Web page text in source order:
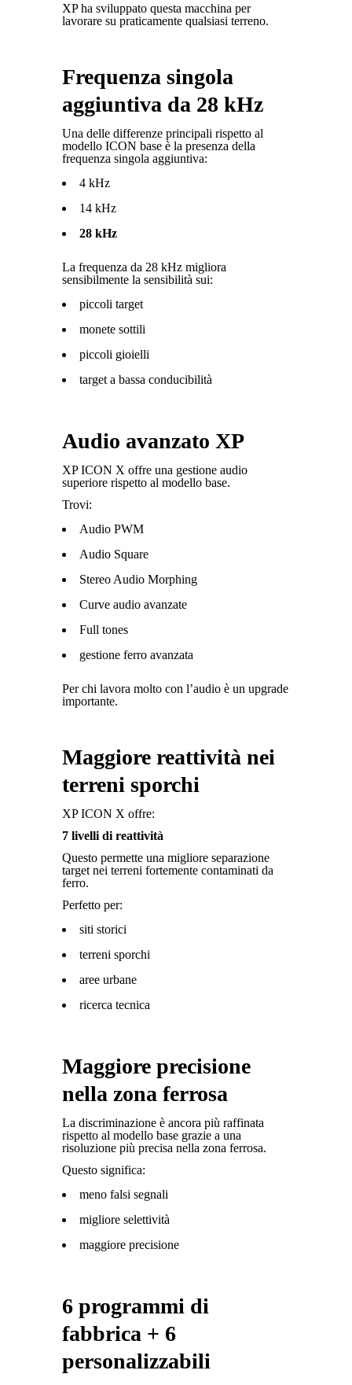
XP ha sviluppato questa macchina per
lavorare su praticamente qualsiasi terreno.
Frequenza singola
aggiuntiva da 28 kHz
Una delle differenze principali rispetto al
modello ICON base è la presenza della
frequenza singola aggiuntiva:
4 kHz
14 kHz
28 kHz
La frequenza da 28 kHz migliora
sensibilmente la sensibilità sui:
piccoli target
monete sottili
piccoli gioielli
target a bassa conducibilità
Audio avanzato XP
XP ICON X offre una gestione audio
superiore rispetto al modello base.
Trovi:
Audio PWM
Audio Square
Stereo Audio Morphing
Curve audio avanzate
Full tones
gestione ferro avanzata
Per chi lavora molto con l’audio è un upgrade
importante.
Maggiore reattività nei
terreni sporchi
XP ICON X offre:
7 livelli di reattività
Questo permette una migliore separazione
target nei terreni fortemente contaminati da
ferro.
Perfetto per:
siti storici
terreni sporchi
aree urbane
ricerca tecnica
Maggiore precisione
nella zona ferrosa
La discriminazione è ancora più raffinata
rispetto al modello base grazie a una
risoluzione più precisa nella zona ferrosa.
Questo significa:
meno falsi segnali
migliore selettività
maggiore precisione
6 programmi di
fabbrica + 6
personalizzabili